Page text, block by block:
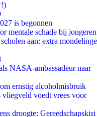
is begonnen
mentale schade bij jongeren
aan: extra mondelinge
NASA-ambassadeur naar
ernstig alcoholmisbruik
voedt vrees voor
droogte: Gereedschapskist